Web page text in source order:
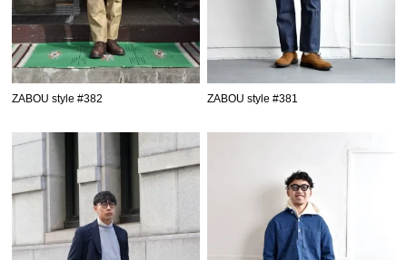
ZABOU style #382 ZABOU style #381